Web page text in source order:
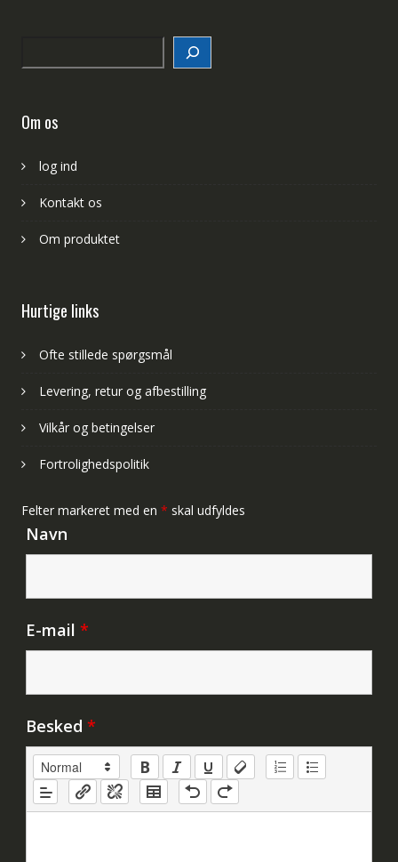
Om os
log ind
Kontakt os
Om produktet
Hurtige links
Ofte stillede spørgsmål
Levering, retur og afbestilling
Vilkår og betingelser
Fortrolighedspolitik
Felter markeret med en * skal udfyldes
Navn
E-mail *
Besked *